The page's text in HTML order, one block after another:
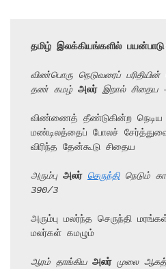
தமிழ் இலக்கியங்களில்
விண்பொரு நெடுவரைப்
தண் கமழ் அலர் இறால் சிதைய
விண்ணைத் தீண்டுகின்ற நெடிய
மண்டிலத்தைப் போலச்
விரிந்த தேன்கூடு சிதைய
அரும்பு அலர் செருந்தி நெடும்
390/3
அரும்பு மலர்ந்த செருந்தி
மலர்கள் கமழும்
ஆரம் தாங்கிய அலர் முலை